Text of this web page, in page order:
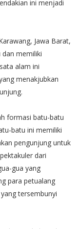
ini menjadi
Jawa Barat,
memiliki
alam ini
menakjubkan
formasi batu-batu
batu ini memiliki
pengunjung untuk
dari
gua yang
para petualang
tersembunyi